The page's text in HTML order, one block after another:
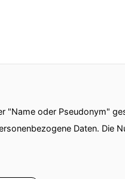
"Name oder Pseudonym"
Daten. Die